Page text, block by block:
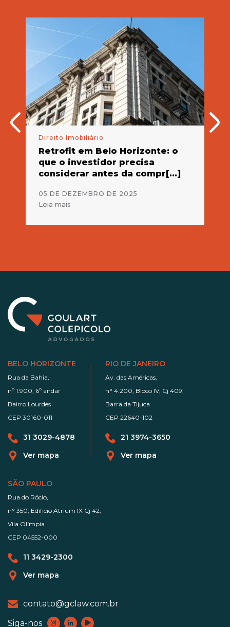
Direito Imobiliário
Retrofit em Belo Horizonte: o
que o investidor precisa
considerar antes da compr[...]
05 DE DEZEMBRO DE 2025
Leia mais
BELO HORIZONTE
Rua da Bahia,
nº 1.900, 6º andar
Bairro Lourdes
CEP 30160-011
31 3029-4878
Ver mapa
RIO DE JANEIRO
Av. das Américas,
n° 4.200, Bloco IV, Cj 409,
Barra da Tijuca
CEP 22640-102
21 3974-3650
Ver mapa
SÃO PAULO
Rua do Rócio,
n° 350, Edifício Atrium IX Cj 42,
Vila Olímpia
CEP 04552-000
11 3429-2300
Ver mapa
contato@gclaw.com.br
Siga-nos